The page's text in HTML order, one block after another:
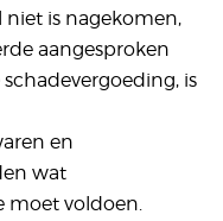
is nagekomen,
aangesproken
is
en
wat
moet voldoen.